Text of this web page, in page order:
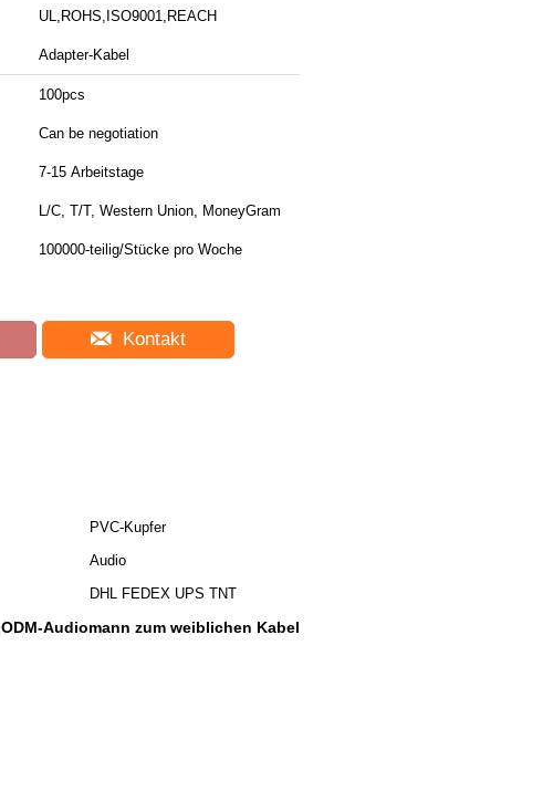
UL,ROHS,ISO9001,REACH
Adapter-Kabel
100pcs
Can be negotiation
7-15 Arbeitstage
L/C, T/T, Western Union, MoneyGram
100000-teilig/Stücke pro Woche
Kontakt
PVC-Kupfer
Audio
DHL FEDEX UPS TNT
ODM-Audiomann zum weiblichen Kabel